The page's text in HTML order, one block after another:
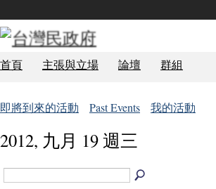
首頁 主張與立場 論壇 群組
即將到來的活動 Past Events 我的活動
2012, 九月 19 週三